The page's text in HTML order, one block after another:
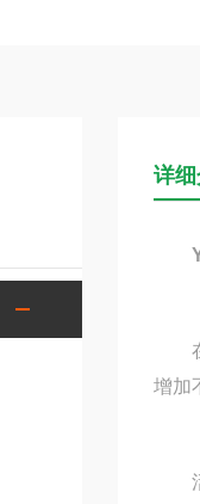
详
在
增加
活